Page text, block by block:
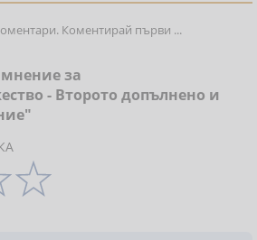
Коментирай първи ...
за
- Второто допълнено и